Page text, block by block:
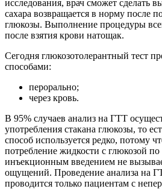
исследования, врач сможет сделать
сахара возвращается в норму после
глюкозы. Выполнение процедуры
после взятия крови натощак.
Сегодня глюкозотолерантный тест
способами:
перорально;
через кровь.
В 95% случаев анализ на ГТТ
употребления стакана глюкозы, то
способ используется редко, потому
потребление жидкости с глюкозой
инъекционным введением не
ощущений. Проведение анализа на
проводится только пациентам с